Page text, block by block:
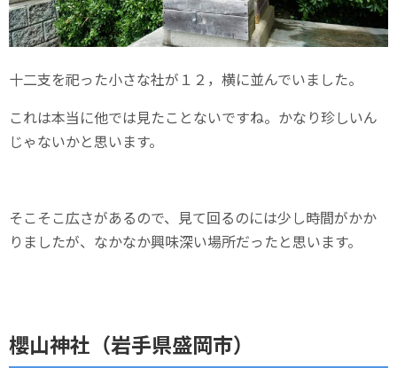
十二支を祀った小さな社が１２，横に並んでいました。
これは本当に他では見たことないですね。かなり珍しいん
じゃないかと思います。
そこそこ広さがあるので、見て回るのには少し時間がかか
りましたが、なかなか興味深い場所だったと思います。
櫻山神社（岩手県盛岡市）